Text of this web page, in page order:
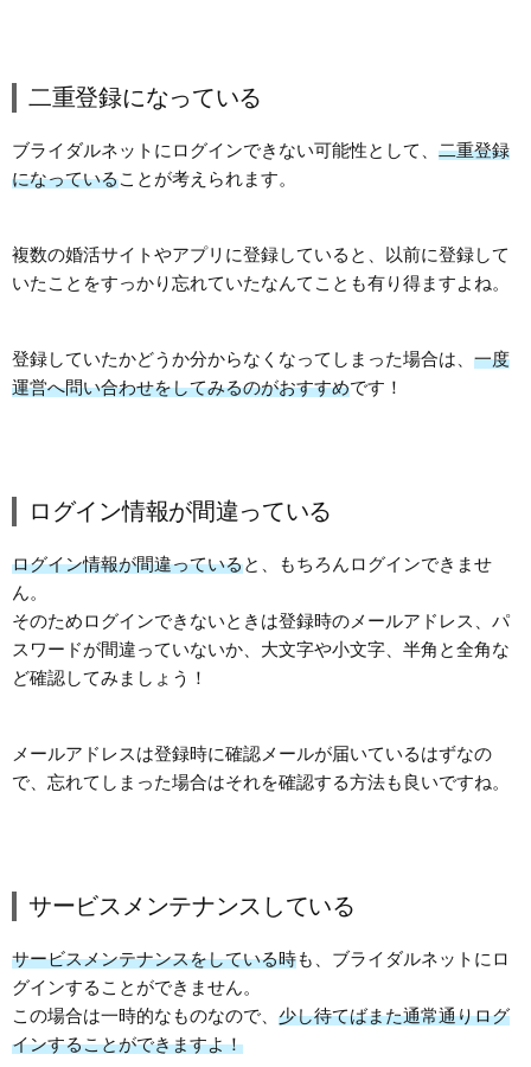
二重登録になっている
ブライダルネットにログインできない可能性として、 二重登録
になっていることが考えられます。
複数の婚活サイトやアプリに登録していると、以前に登録して
いたことをすっかり忘れていたなんてことも有り得ますよね。
登録していたかどうか分からなくなってしまった場合は、 一度
運営へ問い合わせをしてみるのがおすすめです！
ログイン情報が間違っている
ログイン情報が間違っていると、もちろんログインできませ
ん。
そのためログインできないときは登録時のメールアドレス、パ
スワードが間違っていないか、大文字や小文字、半角と全角な
ど確認してみましょう！
メールアドレスは登録時に確認メールが届いているはずなの
で、忘れてしまった場合はそれを確認する方法も良いですね。
サービスメンテナンスしている
サービスメンテナンスをしている時も、ブライダルネットにロ
グインすることができません。
この場合は一時的なものなので、 少し待てばまた通常通りログ
インすることができますよ！